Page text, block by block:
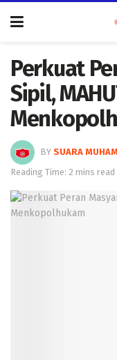
Perkuat
Sipil,
BY SUARA
Reading Time: 2 mins read